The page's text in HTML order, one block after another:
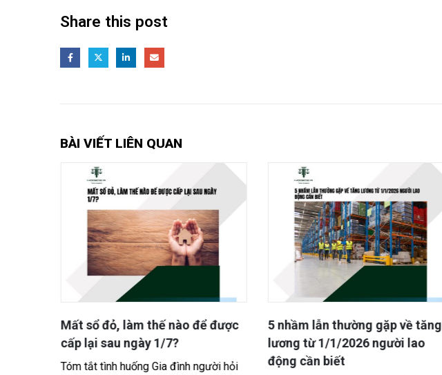
Share this post
BÀI VIẾT LIÊN QUAN
Mất sổ đỏ, làm thế nào để được
cấp lại sau ngày 1/7?
Tóm tắt tình huống Gia đình người hỏi
5 nhầm lẫn thường gặp về tăng
lương từ 1/1/2026 người lao
động cần biết